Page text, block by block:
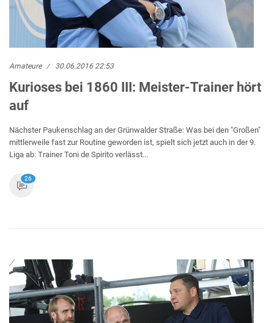
Amateure 30.06.2016 22:53
Kurioses bei 1860 III: Meister-Trainer hört
auf
Nächster Paukenschlag an der Grünwalder Straße: Was bei den "Großen"
mittlerweile fast zur Routine geworden ist, spielt sich jetzt auch in der 9.
Liga ab: Trainer Toni de Spirito verlässt...
26